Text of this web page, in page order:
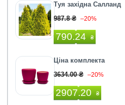
Туя західна Салланд
987.8 ₴ –20%
790.24 ₴
Ціна комплекта
3634.00 ₴ –20%
2907.20 ₴